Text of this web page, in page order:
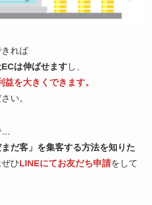
れば
は伸ばせますし、
益を大きくできます。
い。
…
だ客」を集客する方法を知りた
ひLINEにてお友だち申請をして